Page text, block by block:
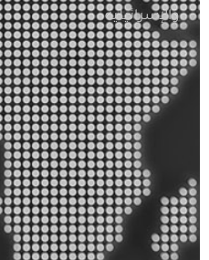
والإسرائيلية